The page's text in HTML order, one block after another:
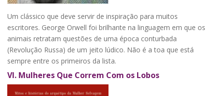
Um clássico que deve servir de inspiração para muitos
escritores. George Orwell foi brilhante na linguagem em que os
animais retratam questões de uma época conturbada
(Revolução Russa) de um jeito lúdico. Não é a toa que está
sempre entre os primeiros da lista.
VI. Mulheres Que Correm Com os Lobos